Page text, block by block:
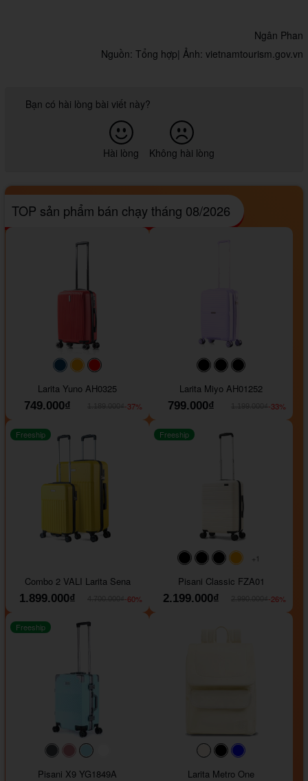
Ngân Phan
Nguồn: Tổng hợp| Ảnh: vietnamtourism.gov.vn
Bạn có hài lòng bài viết này?
Hài lòng Không hài lòng
TOP sản phẩm bán chạy tháng 08/2026
#093f69#ffa500
Larita Yuno AH0325
749.000₫
-37%
#000000#000000
Larita Miyo AH01252
799.000₫
-33%
Freeship
Combo 2 VALI Larita Sena
1.899.000₫
-60%
#000000#000000#000000
+1
Freeship
Pisani Classic FZA01
2.199.000₫
-26%
#40454a#b76e79
Freeship
Pisani X9 YG1849A
#faf0e6#000000
Larita Metro One